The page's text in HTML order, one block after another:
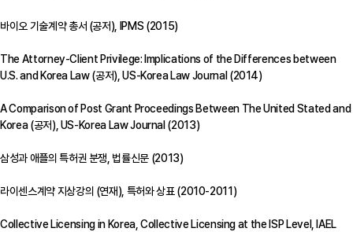
바이오 기술계약 총서 (공저), IPMS (2015)
The Attorney-Client Privilege: Implications of the Differences between
U.S. and Korea Law (공저), US-Korea Law Journal (2014)
A Comparison of Post Grant Proceedings Between The United Stated and
Korea (공저), US-Korea Law Journal (2013)
삼성과 애플의 특허권 분쟁, 법률신문 (2013)
라이센스계약 지상강의 (연재), 특허와 상표 (2010-2011)
Collective Licensing in Korea, Collective Licensing at the ISP Level, IAEL